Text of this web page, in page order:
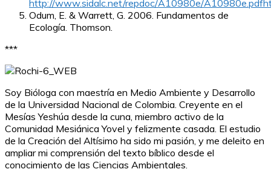
http://www.sidalc.net/repdoc/A10980e/
Odum, E. & Warrett, G. 2006. Fundamentos de
Ecología. Thomson.
***
Soy Bióloga con maestría en Medio Ambiente y Desarrollo
de la Universidad Nacional de Colombia. Creyente en el
Mesías Yeshúa desde la cuna, miembro activo de la
Comunidad Mesiánica Yovel y felizmente casada. El estudio
de la Creación del Altísimo ha sido mi pasión, y me deleito en
ampliar mi comprensión del texto bíblico desde el
conocimiento de las Ciencias Ambientales.